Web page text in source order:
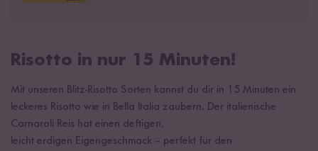
Risotto in nur 15 Minuten!
Mit unseren Blitz-Risotto Sorten kannst du dir in 15 Minuten ein
leckeres Risotto wie in Bella Italia zaubern. Der italienische
Carnaroli Reis hat einen deftigen,
leicht erdigen Eigengeschmack – perfekt für den